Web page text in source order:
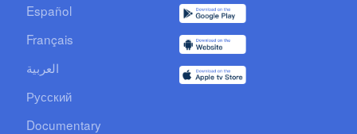
Español
Français
العربية
Русский
Documentary